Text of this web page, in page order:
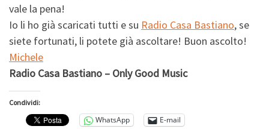
vale la pena!
Io li ho già scaricati tutti e su Radio Casa Bastiano, se
siete fortunati, li potete già ascoltare! Buon ascolto!
Michele
Radio Casa Bastiano – Only Good Music
Condividi:
WhatsApp E-mail